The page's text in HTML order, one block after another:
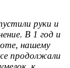
руки и
В 1 год и
нашему
продолжали